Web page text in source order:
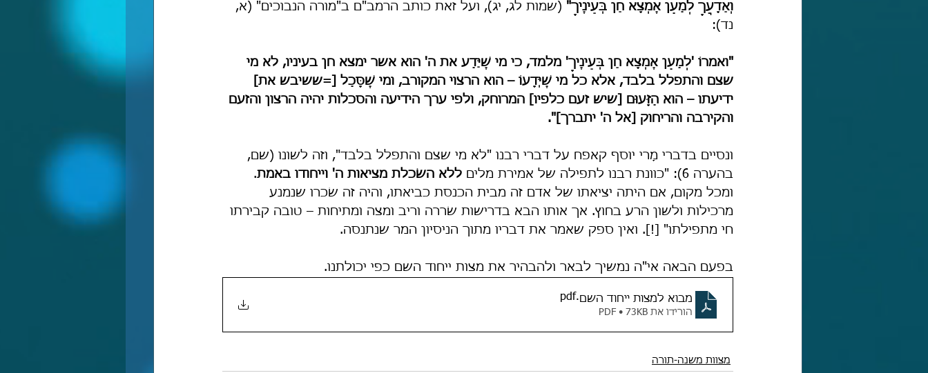
וְאֵדָעֲךָ לְמַעַן אֶמְצָא חֵן בְּעֵינֶיךָ" (שמות לג, יג), ועל זאת כותב הרמב"ם ב"מורה הנבוכים" (א,
נד):
"ואמרוֹ 'לְמַעַן אֶמְצָא חֵן בְּעֵינֶיךָ' מלמד, כי מי שֶׁיֵּדַע את ה' הוא אשר ימצא חן בעיניו, לא מי
שצם והתפלל בלבד, אלא כל מי שֶׁיְּדָעוֹ – הוא הרצוי המקורב, ומי שֶׁסָּכַל [=ששיבש את]
ידיעתו – הוא הַזָּעוּם [שיש זעם כלפיו] המרוחק, ולפי ערך הידיעה והסכלות יהיה הרצון והזעם
והקירבה והריחוק [אל ה' יתברך]".
ונסיים בדברי מָרי יוסף קאפח על דברי רבנו "לא מי שצם והתפלל בלבד", וזה לשונו (שם,
בהערה 6): "כוונת רבנו לתפילה של אמירת מלים
ללא השׂכלת מציאות ה' וייחודו באמת.
ומכל מקום, אם היתה יציאתו של אדם זה מבית הכנסת כביאתו, והיה זה שׂכרו שנמנע
מרכילות ולשון הרע בחוץ. אך אותו הבא בדרישות שׂררה וריב ומצה ומתיחות – טובה קבירתו
חי מתפילתו" [!]. ואין ספק שאמר את דבריו מתוך הניסיון המר שנתנסה.
בפעם הבאה אי"ה נמשיך לבאר ולהבהיר את מצות ייחוד השם כפי יכולתנו.
מבוא למצות ייחוד השם.pdf
הורידו את PDF • 73KB
מצוות משנה-תורה